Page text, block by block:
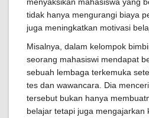
tidak hanya mengurangi biaya
juga meningkatkan motivasi
Misalnya, dalam kelompok
seorang mahasiswi mendapat
sebuah lembaga terkemuka
tes dan wawancara. Dia
tersebut bukan hanya
belajar tetapi juga mengajarkan